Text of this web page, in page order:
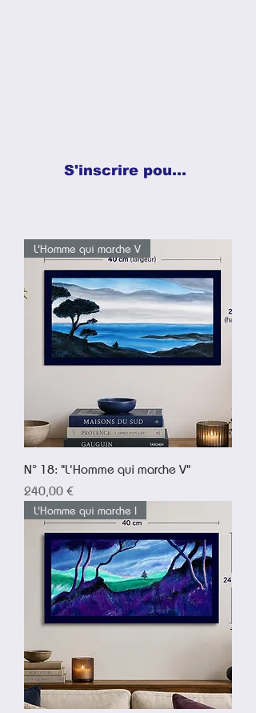
S'inscrire pour recevoir les nouvelles peintures →
L'Homme qui marche V
N° 18: "L'Homme qui marche V"
Prix
240,00 €
L'Homme qui marche I